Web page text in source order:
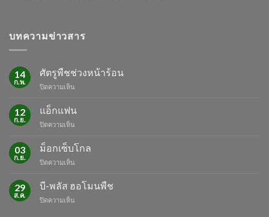
บทความข่าวสาร
14
ก.พ.
ศัตรูพืชช่วงหน้าร้อน
ปิดความเห็น
หน้า
12
ก.ย.
แอ็กแฟน
ปิดความเห็น
แฟน
03
ก.ย.
ม็อกเซ็บโกล
ปิดความเห็น
อก
โกล
29
ส.ค.
บี-พลัส ฮอโมนพืช
ปิดความเห็น